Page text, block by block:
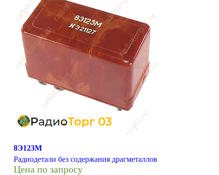
8Э123М
Радиодетали без содержания драгметаллов
Цена по запросу